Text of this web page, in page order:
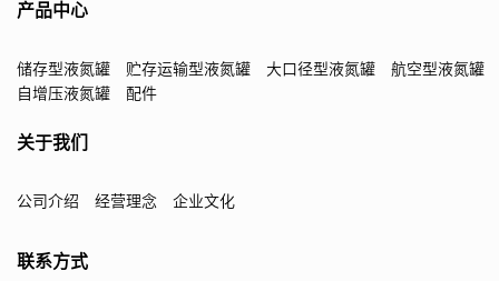
产品中心
储存型液氮罐 贮存运输型液氮罐 大口径型液氮罐
航空型液氮罐
自增压液氮罐
配件
关于我们
公司介绍 经营理念 企业文化
联系方式